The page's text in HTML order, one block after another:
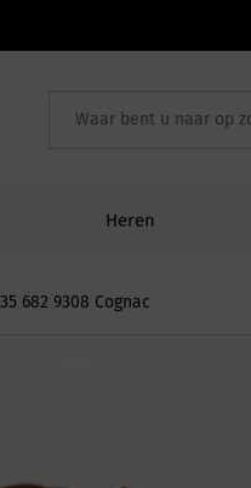
Heren
682 9308 Cognac